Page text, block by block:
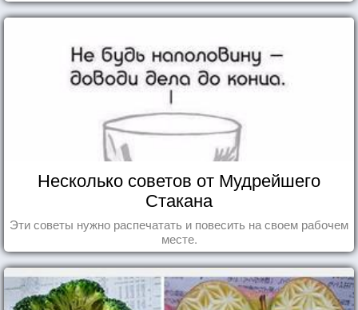
Несколько советов от Мудрейшего
Стакана
Эти советы нужно распечатать и повесить на своем рабочем
месте.